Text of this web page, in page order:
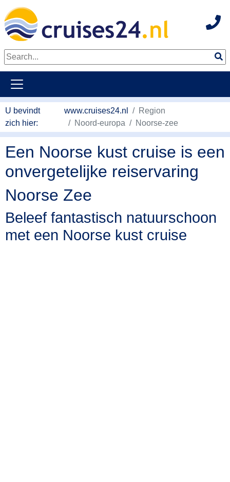
U bevindt
zich hier:
www.cruises24.nl
Region
Noord-europa
Noorse-zee
Een Noorse kust cruise is een
onvergetelijke reiservaring
Noorse Zee
Beleef fantastisch natuurschoon
met een Noorse kust cruise